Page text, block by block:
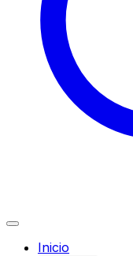
Inicio